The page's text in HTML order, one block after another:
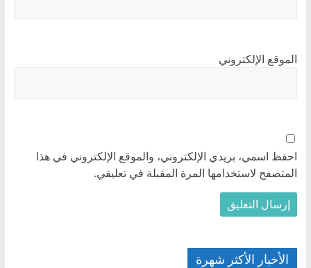
الموقع الإلكتروني
احفظ اسمي، بريدي الإلكتروني، والموقع الإلكتروني في هذا
المتصفح لاستخدامها المرة المقبلة في تعليقي.
الأخبار الأكثر شهرة